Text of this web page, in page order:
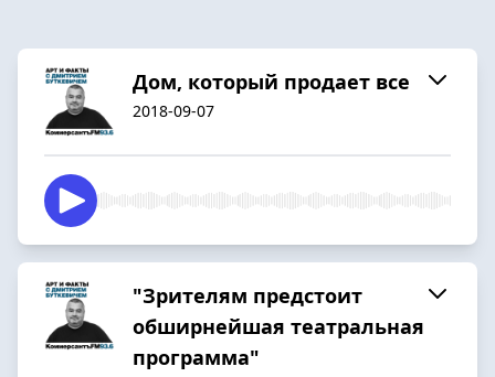
Дом, который продает все
2018-09-07
"Зрителям предстоит
обширнейшая театральная
программа"